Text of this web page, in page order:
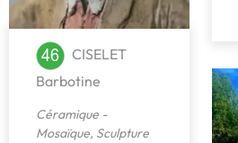
CISELET
Barbotine
Céramique -
Mosaïque, Sculpture